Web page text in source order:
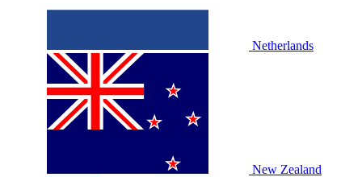
Netherlands
New Zealand